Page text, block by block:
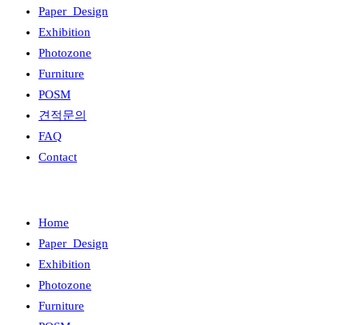
Paper_Design
Exhibition
Photozone
Furniture
POSM
견적문의
FAQ
Contact
Home
Paper_Design
Exhibition
Photozone
Furniture